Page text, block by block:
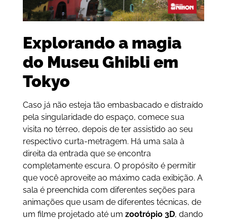
Explorando a magia
do Museu Ghibli em
Tokyo
Caso já não esteja tão embasbacado e distraído
pela singularidade do espaço, comece sua
visita no térreo, depois de ter assistido ao seu
respectivo curta-metragem. Há uma sala à
direita da entrada que se encontra
completamente escura. O propósito é permitir
que você aproveite ao máximo cada exibição. A
sala é preenchida com diferentes seções para
animações que usam de diferentes técnicas, de
um filme projetado até um zootrópio 3D, dando